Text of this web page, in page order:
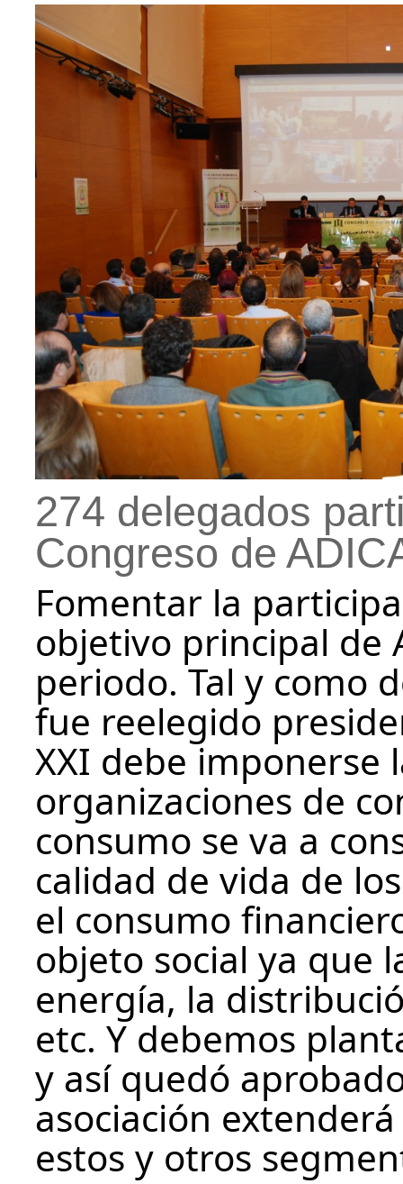
274 delegados
Congreso de
Fomentar la
objetivo principal de
periodo. Tal y como
fue reelegido
XXI debe imponerse
organizaciones de
consumo se va a
calidad de vida de
el consumo
objeto social ya que
energía, la
etc. Y debemos
y así quedó
asociación
estos y otros